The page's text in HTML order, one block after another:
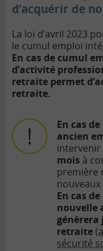
d’acquérir de
La loi d’avril 2023
le cumul emploi
En cas de cumul
d’activité
retraite permet
retraite.
En cas
ancien
intervenir
mois à
première
En cas
nouvelle
génèrera
retraite(
sécurité